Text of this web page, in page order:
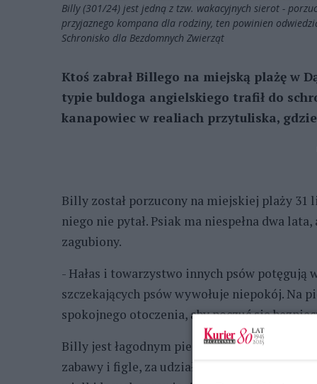
Billy (301/24) jest jedną z tzw. wakacyjnych sierot -
przyjaznego kompana dla rodziny, ten powinien
Schronisko dla Bezdomnych Zwierząt
Ktoś zabrał Billego na miejską plażę w
typie buldoga angielskiego trafił do
kanapowiec w realiach przytuliska,
Billy został porzucony na miejskiej plaży 31
niego nie pytał. Psiak ma niespełna dwa
zagubiony.
- Hałas i towarzystwo innych psów potęgują
szczekających psów wywołuje niepokój. Na
spokojnego otoczenia, aby poczuć się
Billy jest łagodnym pieszczochem. Na
zabawy i figle, za udział w których uwielbia